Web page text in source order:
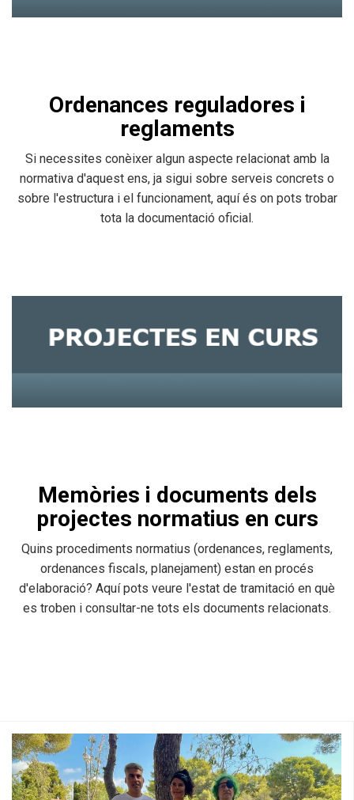
Ocupació
Habitatge
Ordenances reguladores i
reglaments
Si necessites conèixer algun aspecte relacionat amb la
normativa d'aquest ens, ja sigui sobre serveis concrets o
sobre l'estructura i el funcionament, aquí és on pots trobar
tota la documentació oficial.
Memòries i documents dels
projectes normatius en curs
Quins procediments normatius (ordenances, reglaments,
ordenances fiscals, planejament) estan en procés
d'elaboració? Aquí pots veure l'estat de tramitació en què
es troben i consultar-ne tots els documents relacionats.